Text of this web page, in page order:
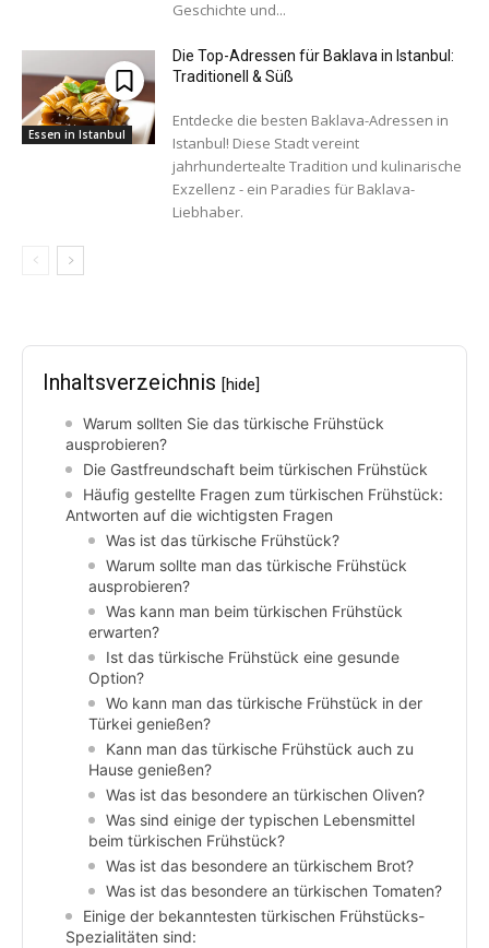
Geschichte und...
Essen in Istanbul
Die Top-Adressen für Baklava in Istanbul:
Traditionell & Süß
Entdecke die besten Baklava-Adressen in
Istanbul! Diese Stadt vereint
jahrhundertealte Tradition und kulinarische
Exzellenz - ein Paradies für Baklava-
Liebhaber.
Inhaltsverzeichnis [hide]
Warum sollten Sie das türkische Frühstück
ausprobieren?
Die Gastfreundschaft beim türkischen Frühstück
Häufig gestellte Fragen zum türkischen Frühstück:
Antworten auf die wichtigsten Fragen
Was ist das türkische Frühstück?
Warum sollte man das türkische Frühstück
ausprobieren?
Was kann man beim türkischen Frühstück
erwarten?
Ist das türkische Frühstück eine gesunde
Option?
Wo kann man das türkische Frühstück in der
Türkei genießen?
Kann man das türkische Frühstück auch zu
Hause genießen?
Was ist das besondere an türkischen Oliven?
Was sind einige der typischen Lebensmittel
beim türkischen Frühstück?
Was ist das besondere an türkischem Brot?
Was ist das besondere an türkischen Tomaten?
Einige der bekanntesten türkischen Frühstücks-
Spezialitäten sind: